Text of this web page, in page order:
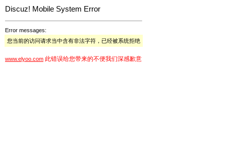
Discuz! Mobile System Error
Error messages:
您当前的访问请求当中含有非法字符，已经被系统拒绝
www.elyoo.com 此错误给您带来的不便我们深感歉意